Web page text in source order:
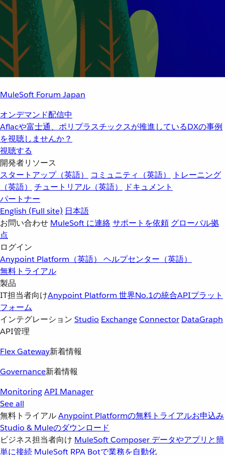
MuleSoft Forum Japan
オンデマンド配信中
Aflacや富士通、ポリプラスチックスが推進しているDXの事例
を視聴しませんか？
視聴する
開発者リソース
スタートアップ（英語）
コミュニティ（英語）
トレーニング
（英語）
チュートリアル（英語）
ドキュメント
パートナー
English (Full site) 日本語
お問い合わせ MuleSoft に連絡サポートを依頼 グローバル拠
点
ログイン
Anypoint Platform（英語） ヘルプセンター（英語）
無料トライアル
製品
IT担当者向けAnypoint Platform 世界No.1の統合APIプラット
フォーム
インテグレーション Studio ExchangeConnector DataGraph
API管理
Flex Gateway新着情報
Governance新着情報
MonitoringAPI Manager
See all
無料トライアルAnypoint Platformの無料トライアルお申込み
Studio & Muleのダウンロード
ビジネス担当者向け MuleSoft Composer データやアプリと簡
単に接続 MuleSoft RPA Botで業務を自動化